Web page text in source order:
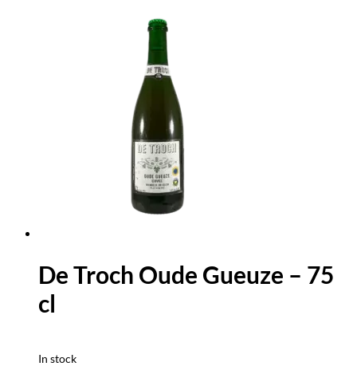
De Troch Oude Gueuze – 75
cl
In stock